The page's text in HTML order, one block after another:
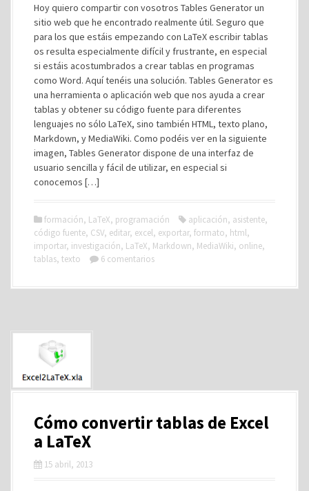
Hoy quiero compartir con vosotros Tables Generator un
sitio web que he encontrado realmente útil. Seguro que
para los que estáis empezando con LaTeX escribir tablas
os resulta especialmente difícil y frustrante, en especial
si estáis acostumbrados a crear tablas en programas
como Word. Aquí tenéis una solución. Tables Generator es
una herramienta o aplicación web que nos ayuda a crear
tablas y obtener su código fuente para diferentes
lenguajes no sólo LaTeX, sino también HTML, texto plano,
Markdown, y MediaWiki. Como podéis ver en la siguiente
imagen, Tables Generator dispone de una interfaz de
usuario sencilla y fácil de utilizar, en especial si
conocemos […]
formación, LaTeX, programación aplicación, asistente,
código fuente, CSV, editar, excel, exportar, formato, html,
importar, investigación, LaTeX, Markdown, MediaWiki, online,
tablas, texto 6 comentarios
Cómo convertir tablas de Excel
a LaTeX
15 abril, 2013